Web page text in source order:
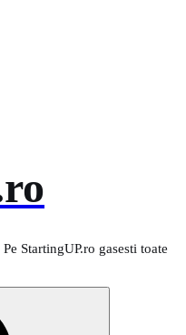
StartingUP.ro gasesti toate